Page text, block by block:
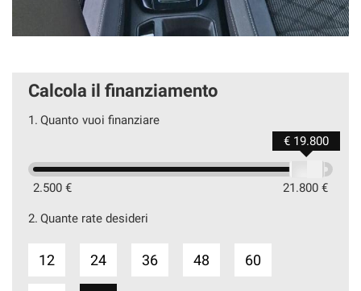
Calcola il finanziamento
1. Quanto vuoi finanziare
2.500 € 21.800 €
€ 19.800
2. Quante rate desideri
12 24 36 48 60